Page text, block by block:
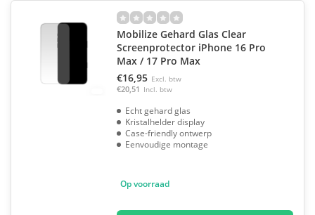
Mobilize Gehard Glas Clear
Screenprotector iPhone 16 Pro
Max / 17 Pro Max
€16,95 Excl. btw
€20,51 Incl. btw
Echt gehard glas
Kristalhelder display
Case-friendly ontwerp
Eenvoudige montage
Op voorraad